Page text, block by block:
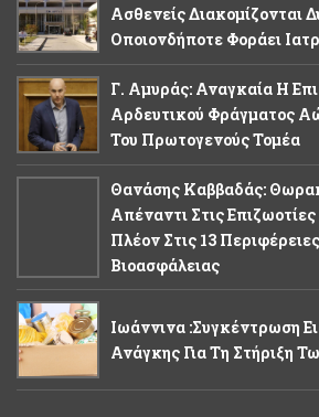
Ασθενείς Διακομίζονται
Οποιονδήποτε Φοράει
Γ. Αμυράς: Αναγκαία Η
Αρδευτικού Φράγματος
Του Πρωτογενούς Τομέα
Θανάσης Καββαδάς:
Απέναντι Στις
Πλέον Στις 13
Βιοασφάλειας
Ιωάννινα :Συγκέντρωση
Ανάγκης Για Τη Στήριξη